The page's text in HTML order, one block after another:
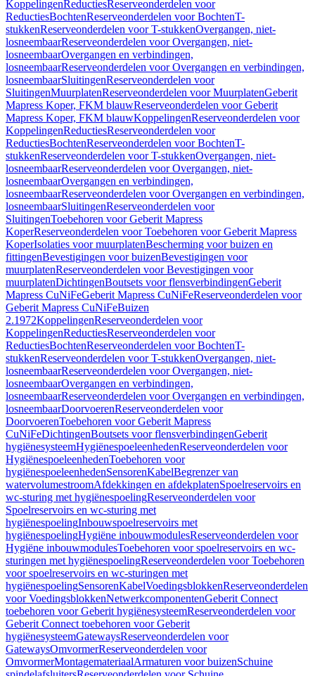
KoppelingenReductiesReserveonderdelen voor
ReductiesBochtenReserveonderdelen voor BochtenT-
stukkenReserveonderdelen voor T-stukkenOvergangen, niet-
losneembaarReserveonderdelen voor Overgangen, niet-
losneembaarOvergangen en verbindingen,
losneembaarReserveonderdelen voor Overgangen en verbindingen,
losneembaarSluitingenReserveonderdelen voor
SluitingenMuurplatenReserveonderdelen voor MuurplatenGeberit
Mapress Koper, FKM blauwReserveonderdelen voor Geberit
Mapress Koper, FKM blauwKoppelingenReserveonderdelen voor
KoppelingenReductiesReserveonderdelen voor
ReductiesBochtenReserveonderdelen voor BochtenT-
stukkenReserveonderdelen voor T-stukkenOvergangen, niet-
losneembaarReserveonderdelen voor Overgangen, niet-
losneembaarOvergangen en verbindingen,
losneembaarReserveonderdelen voor Overgangen en verbindingen,
losneembaarSluitingenReserveonderdelen voor
SluitingenToebehoren voor Geberit Mapress
KoperReserveonderdelen voor Toebehoren voor Geberit Mapress
KoperIsolaties voor muurplatenBescherming voor buizen en
fittingenBevestigingen voor buizenBevestigingen voor
muurplatenReserveonderdelen voor Bevestigingen voor
muurplatenDichtingenBoutsets voor flensverbindingenGeberit
Mapress CuNiFeGeberit Mapress CuNiFeReserveonderdelen voor
Geberit Mapress CuNiFeBuizen
2.1972KoppelingenReserveonderdelen voor
KoppelingenReductiesReserveonderdelen voor
ReductiesBochtenReserveonderdelen voor BochtenT-
stukkenReserveonderdelen voor T-stukkenOvergangen, niet-
losneembaarReserveonderdelen voor Overgangen, niet-
losneembaarOvergangen en verbindingen,
losneembaarReserveonderdelen voor Overgangen en verbindingen,
losneembaarDoorvoerenReserveonderdelen voor
DoorvoerenToebehoren voor Geberit Mapress
CuNiFeDichtingenBoutsets voor flensverbindingenGeberit
hygiënesysteemHygiënespoeleenhedenReserveonderdelen voor
HygiënespoeleenhedenToebehoren voor
hygiënespoeleenhedenSensorenKabelBegrenzer van
watervolumestroomAfdekkingen en afdekplatenSpoelreservoirs en
wc-sturing met hygiënespoelingReserveonderdelen voor
Spoelreservoirs en wc-sturing met
hygiënespoelingInbouwspoelreservoirs met
hygiënespoelingHygiëne inbouwmodulesReserveonderdelen voor
Hygiëne inbouwmodulesToebehoren voor spoelreservoirs en wc-
sturingen met hygiënespoelingReserveonderdelen voor Toebehoren
voor spoelreservoirs en wc-sturingen met
hygiënespoelingSensorenKabelVoedingsblokkenReserveonderdelen
voor VoedingsblokkenNetwerkcomponentenGeberit Connect
toebehoren voor Geberit hygiënesysteemReserveonderdelen voor
Geberit Connect toebehoren voor Geberit
hygiënesysteemGatewaysReserveonderdelen voor
GatewaysOmvormerReserveonderdelen voor
OmvormerMontagemateriaalArmaturen voor buizenSchuine